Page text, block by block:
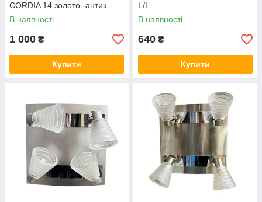
CORDIA 14 золото -антик
В наявності
1 000 ₴
Купити
L/L
В наявності
640 ₴
Купити